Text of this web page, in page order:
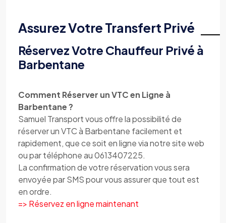
Assurez Votre Transfert Privé
Réservez Votre Chauffeur Privé à
Barbentane
Comment Réserver un VTC en Ligne à
Barbentane ?
Samuel Transport vous offre la possibilité de
réserver un VTC à Barbentane facilement et
rapidement, que ce soit en ligne via notre site web
ou par téléphone au 0613407225.
La confirmation de votre réservation vous sera
envoyée par SMS pour vous assurer que tout est
en ordre.
=> Réservez en ligne maintenant